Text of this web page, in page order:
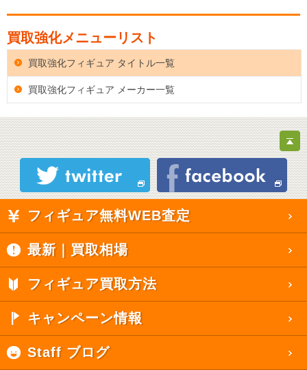
買取強化メニューリスト
買取強化フィギュア タイトル一覧
買取強化フィギュア メーカー一覧
フィギュア無料WEB査定
最新｜買取相場
フィギュア買取方法
キャンペーン情報
Staff ブログ